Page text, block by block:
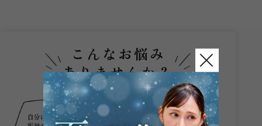
こんなお悩み
ありませんか？